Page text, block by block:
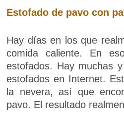
Estofado de pavo con
Hay días en los que
comida caliente. En
estofados. Hay muchas
estofados en Internet.
la nevera, así que
pavo. El resultado